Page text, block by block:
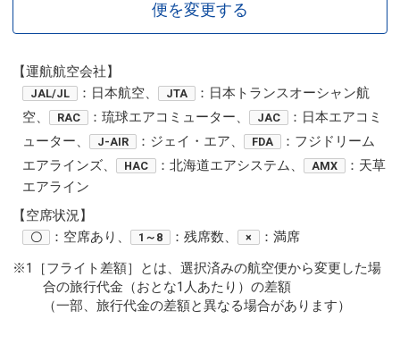
便を変更する
【運航航空会社】
JAL/JL ：日本航空、 JTA
：日本トランスオーシャン航
空、
RAC ：琉球エアコミューター、 JAC
：日本エアコミ
ューター、
J-AIR ：ジェイ・エア、 FDA
：フジドリーム
エアラインズ、
HAC ：北海道エアシステム、 AMX
：天草
エアライン
【空席状況】
〇 ：空席あり、 1～8 ：残席数、 ×
：満席
※1［フライト差額］とは、選択済みの航空便から変更した場
合の旅行代金（おとな1人あたり）の差額
（一部、旅行代金の差額と異なる場合があります）